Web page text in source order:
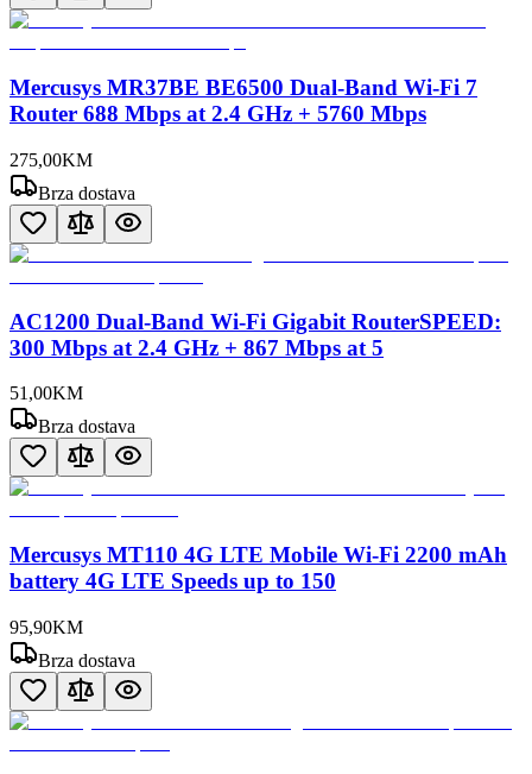
Mercusys MR37BE BE6500 Dual-Band Wi-Fi 7
Router 688 Mbps at 2.4 GHz + 5760 Mbps
275,00KM
Brza dostava
AC1200 Dual-Band Wi-Fi Gigabit RouterSPEED:
300 Mbps at 2.4 GHz + 867 Mbps at 5
51 ,00KM
Brza dostava
Mercusys MT110 4G LTE Mobile Wi-Fi 2200 mAh
battery 4G LTE Speeds up to 150
95,90KM
Brza dostava